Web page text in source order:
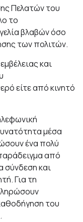
Πελατών του
το
βλαβών όσο
των πολιτών.
και
είτε από κινητό
μέσα
ένα πολύ
από
σύνδεση και
Για τη
του